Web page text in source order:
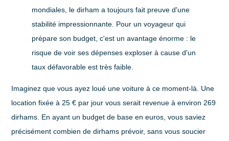
mondiales, le dirham a toujours fait preuve d'une
stabilité impressionnante. Pour un voyageur qui
prépare son budget, c'est un avantage énorme : le
risque de voir ses dépenses exploser à cause d'un
taux défavorable est très faible.
Imaginez que vous ayez loué une voiture à ce moment-là. Une
location fixée à 25 € par jour vous serait revenue à environ 269
dirhams . En ayant un budget de base en euros, vous saviez
précisément combien de dirhams prévoir, sans vous soucier